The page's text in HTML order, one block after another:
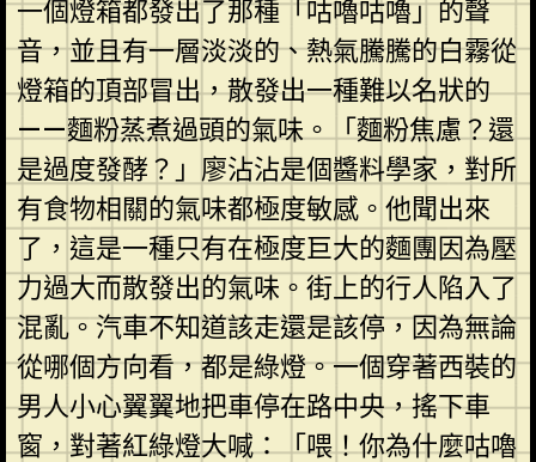
一個燈箱都發出了那種「咕嚕咕嚕」的聲
音，並且有一層淡淡的、熱氣騰騰的白霧從
燈箱的頂部冒出，散發出一種難以名狀的
——麵粉蒸煮過頭的氣味。「麵粉焦慮？還
是過度發酵？」廖沾沾是個醬料學家，對所
有食物相關的氣味都極度敏感。他聞出來
了，這是一種只有在極度巨大的麵團因為壓
力過大而散發出的氣味。街上的行人陷入了
混亂。汽車不知道該走還是該停，因為無論
從哪個方向看，都是綠燈。一個穿著西裝的
男人小心翼翼地把車停在路中央，搖下車
窗，對著紅綠燈大喊：「喂！你為什麼咕嚕